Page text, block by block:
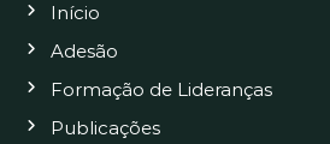
Início
Adesão
Formação de Lideranças
Publicações